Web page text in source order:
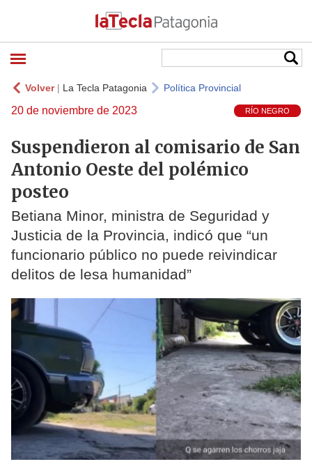
Volver| La Tecla Patagonia Política Provincial
20 de noviembre de 2023 RÍO NEGRO
Suspendieron al comisario de San
Antonio Oeste del polémico
posteo
Betiana Minor, ministra de Seguridad y
Justicia de la Provincia, indicó que “un
funcionario público no puede reivindicar
delitos de lesa humanidad”